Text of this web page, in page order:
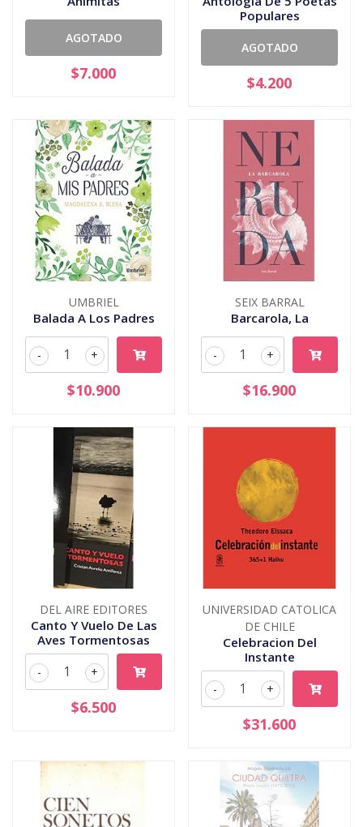
AGOTADO
$7.000
Populares
AGOTADO
$4.200
UMBRIEL
Balada A Los Padres
+
-
$10.900
SEIX BARRAL
Barcarola, La
+
-
$16.900
DEL AIRE EDITORES
Canto Y Vuelo De Las
Aves Tormentosas
+
-
$6.500
UNIVERSIDAD CATOLICA
DE CHILE
Celebracion Del
Instante
+
-
$31.600